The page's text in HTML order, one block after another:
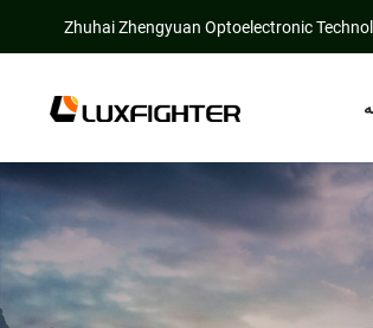
Zhuhai Zhengyuan Optoelectronic